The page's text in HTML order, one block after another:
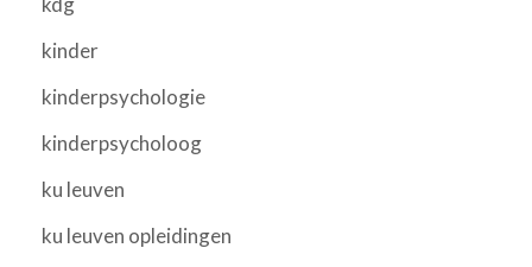
kinder
kinderpsychologie
kinderpsycholoog
ku leuven
ku leuven opleidingen